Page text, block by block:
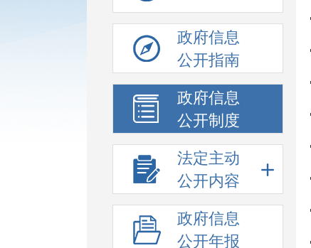
政府信息
公开指南
政府信息
公开制度
法定主动
公开内容
政府信息
公开年报